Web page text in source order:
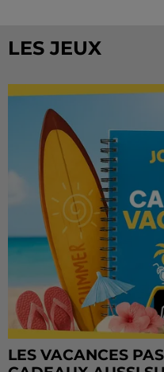
LES JEUX
LES VACANCES